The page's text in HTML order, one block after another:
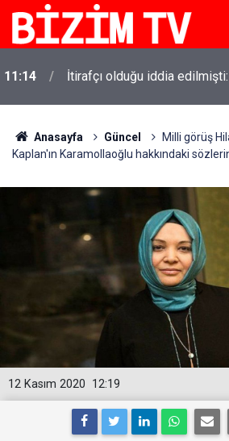
11:14 İtirafçı olduğu iddia
Anasayfa Güncel
Milli görüş
Kaplan'ın Karamollaoğlu hakkındaki
12:19
12 Kasım 2020